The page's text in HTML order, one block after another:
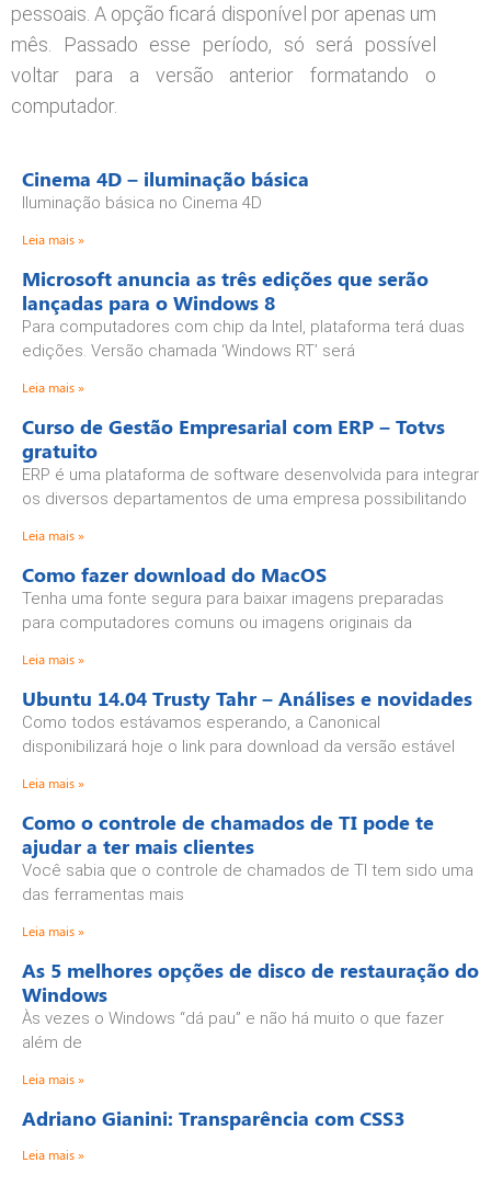
pessoais. A opção ficará disponível por apenas um
mês. Passado esse período, só será possível
voltar para a versão anterior formatando o
computador.
Cinema 4D – iluminação básica
Iluminação básica no Cinema 4D
Leia mais »
Microsoft anuncia as três edições que serão
lançadas para o Windows 8
Para computadores com chip da Intel, plataforma terá duas
edições. Versão chamada ‘Windows RT’ será
Leia mais »
Curso de Gestão Empresarial com ERP – Totvs
gratuito
ERP é uma plataforma de software desenvolvida para integrar
os diversos departamentos de uma empresa possibilitando
Leia mais »
Como fazer download do MacOS
Tenha uma fonte segura para baixar imagens preparadas
para computadores comuns ou imagens originais da
Leia mais »
Ubuntu 14.04 Trusty Tahr – Análises e novidades
Como todos estávamos esperando, a Canonical
disponibilizará hoje o link para download da versão estável
Leia mais »
Como o controle de chamados de TI pode te
ajudar a ter mais clientes
Você sabia que o controle de chamados de TI tem sido uma
das ferramentas mais
Leia mais »
As 5 melhores opções de disco de restauração do
Windows
Às vezes o Windows “dá pau” e não há muito o que fazer
além de
Leia mais »
Adriano Gianini: Transparência com CSS3
Leia mais »